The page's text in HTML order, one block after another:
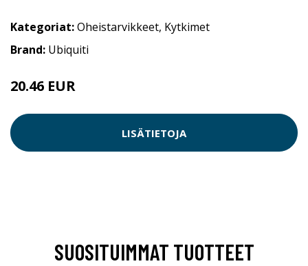
Kategoriat:Oheistarvikkeet, Kytkimet
Brand: Ubiquiti
20.46 EUR
LISÄTIETOJA
SUOSITUIMMAT TUOTTEET